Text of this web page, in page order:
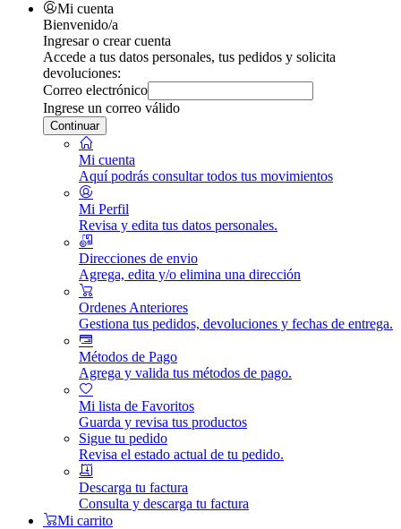
Mi cuenta
Bienvenido/a
Ingresar o crear cuenta
Accede a tus datos personales, tus pedidos y solicita
devoluciones:
Correo electrónico
Ingrese un correo válido
Continuar
Mi cuenta
Aquí podrás consultar todos tus movimientos
Mi Perfil
Revisa y edita tus datos personales.
Direcciones de envio
Agrega, edita y/o elimina una dirección
Ordenes Anteriores
Gestiona tus pedidos, devoluciones y fechas de entrega.
Métodos de Pago
Agrega y valida tus métodos de pago.
Mi lista de Favoritos
Guarda y revisa tus productos
Sigue tu pedido
Revisa el estado actual de tu pedido.
Descarga tu factura
Consulta y descarga tu factura
Mi carrito